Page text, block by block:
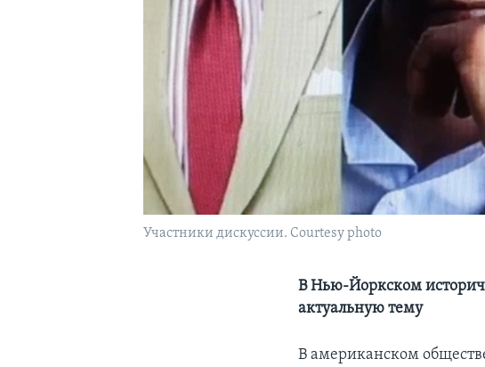
Участники дискуссии. Courtesy photo
В Нью-Йоркском
актуальную тему
В американском